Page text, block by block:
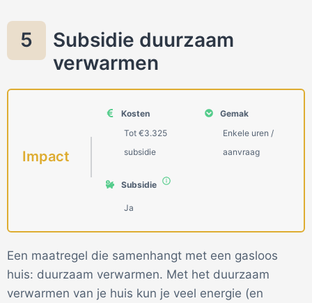
5
Subsidie duurzaam
verwarmen
Impact
Kosten
Tot €3.325
subsidie
Gemak
Enkele uren /
aanvraag
Subsidie
Ja
Een maatregel die samenhangt met een gasloos
huis: duurzaam verwarmen. Met het duurzaam
verwarmen van je huis kun je veel energie (en